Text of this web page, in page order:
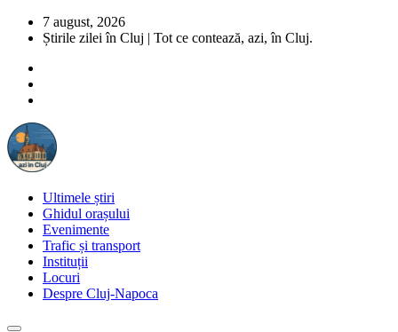
7 august, 2026
Știrile zilei în Cluj | Tot ce contează, azi, în Cluj.
Ultimele știri
Ghidul orașului
Evenimente
Trafic și transport
Instituții
Locuri
Despre Cluj-Napoca